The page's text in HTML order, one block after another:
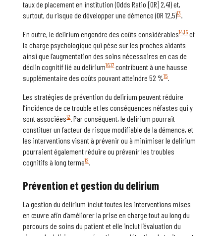
taux de placement en institution (Odds Ratio [OR] 2,41) et,
surtout, du risque de développer une démence (OR 12,5)13.
En outre, le delirium engendre des coûts considérables14,15et
la charge psychologique qui pèse sur les proches aidants
ainsi que l’augmentation des soins nécessaires en cas de
déclin cognitif lié au delirium16,17contribuent à une hausse
supplémentaire des coûts pouvant atteindre 52 %15.
Les stratégies de prévention du delirium peuvent réduire
l’incidence de ce trouble et les conséquences néfastes qui y
sont associées12. Par conséquent, le delirium pourrait
constituer un facteur de risque modifiable de la démence, et
les interventions visant à prévenir ou à minimiser le delirium
pourraient également réduire ou prévenir les troubles
cognitifs à long terme12.
Prévention et gestion dudelirium
La gestion du delirium inclut toutes les interventions mises
en œuvre afin d’améliorer la prise en charge tout au long du
parcours de soins du patient et elle inclut l’évaluation du